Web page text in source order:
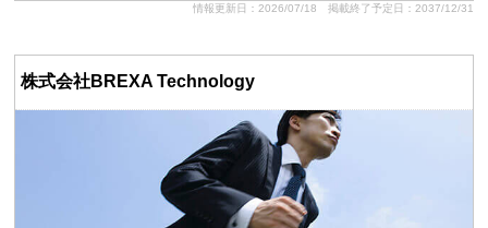
情報更新日：2026/07/18 掲載終了予定日：2037/12/31
株式会社BREXA Technology